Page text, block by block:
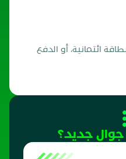
ائتمانية، أو الدفع
جوال جديد؟